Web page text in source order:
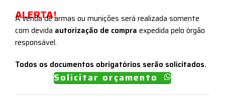
ALERTA!
A venda de armas ou munições será realizada somente
com devida autorização de compra expedida pelo órgão
responsável.
Todos os documentos obrigatórios serão solicitados.
Solicitar orçamento